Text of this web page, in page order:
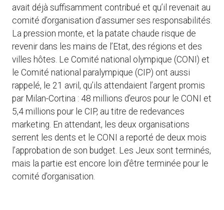
avait déjà suffisamment contribué et qu’il revenait au
comité d’organisation d’assumer ses responsabilités.
La pression monte, et la patate chaude risque de
revenir dans les mains de l’Etat, des régions et des
villes hôtes. Le Comité national olympique (CONI) et
le Comité national paralympique (CIP) ont aussi
rappelé, le 21 avril, qu’ils attendaient l’argent promis
par Milan-Cortina : 48 millions d’euros pour le CONI et
5,4 millions pour le CIP, au titre de redevances
marketing. En attendant, les deux organisations
serrent les dents et le CONI a reporté de deux mois
l’approbation de son budget. Les Jeux sont terminés,
mais la partie est encore loin d’être terminée pour le
comité d’organisation.